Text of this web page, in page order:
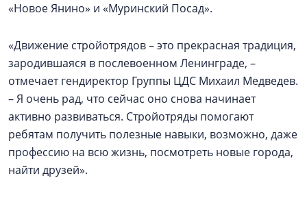
«Новое Янино» и «Муринский Посад».
«Движение стройотрядов – это прекрасная традиция,
зародившаяся в послевоенном Ленинграде, –
отмечает гендиректор Группы ЦДС Михаил Медведев.
– Я очень рад, что сейчас оно снова начинает
активно развиваться. Стройотряды помогают
ребятам получить полезные навыки, возможно, даже
профессию на всю жизнь, посмотреть новые города,
найти друзей».